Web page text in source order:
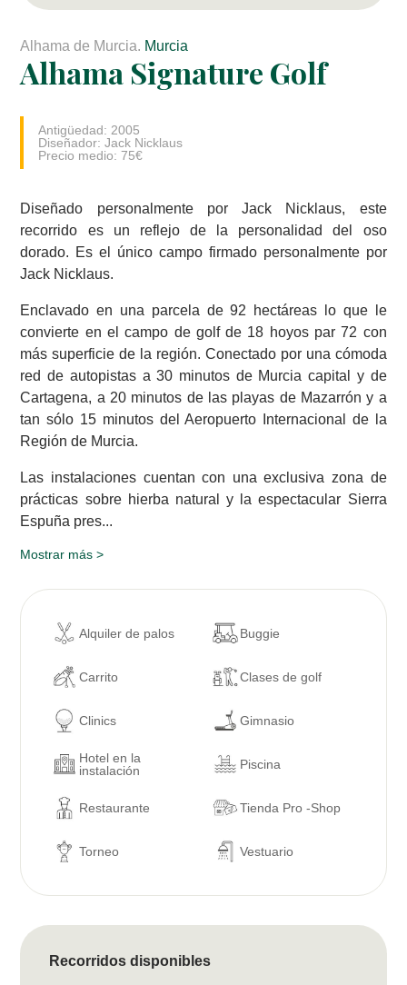
Alhama de Murcia. Murcia
Alhama Signature Golf
Antigüedad: 2005
Diseñador: Jack Nicklaus
Precio medio: 75€
Diseñado personalmente por Jack Nicklaus, este
recorrido es un reflejo de la personalidad del oso
dorado. Es el único campo firmado personalmente por
Jack Nicklaus.
Enclavado en una parcela de 92 hectáreas lo que le
convierte en el campo de golf de 18 hoyos par 72 con
más superficie de la región. Conectado por una cómoda
red de autopistas a 30 minutos de Murcia capital y de
Cartagena, a 20 minutos de las playas de Mazarrón y a
tan sólo 15 minutos del Aeropuerto Internacional de la
Región de Murcia.
Las instalaciones cuentan con una exclusiva zona de
prácticas sobre hierba natural y la espectacular Sierra
Espuña pres...
Mostrar más >
Alquiler de palos Buggie
Carrito Clases de golf
Clinics Gimnasio
Hotel en la
instalación
Piscina
Restaurante Tienda Pro -Shop
Torneo Vestuario
Recorridos disponibles